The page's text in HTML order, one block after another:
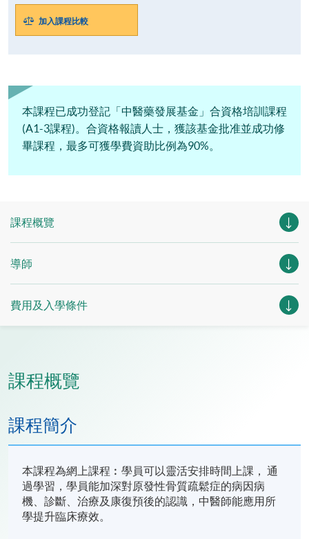
加入課程比較
本課程已成功登記「中醫藥發展基金」合資格培訓課程
(A1-3課程)。合資格報讀人士，獲該基金批准並成功修
畢課程，最多可獲學費資助比例為90%。
課程概覽
導師
費用及入學條件
課程概覽
課程簡介
本課程為網上課程︰學員可以靈活安排時間上課， 通
過學習，學員能加深對原發性骨質疏鬆症的病因病
機、診斷、治療及康復預後的認識，中醫師能應用所
學提升臨床療效。